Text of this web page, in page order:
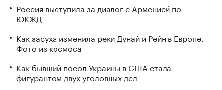
Россия выступила за диалог с Арменией по
ЮКЖД
Как засуха изменила реки Дунай и Рейн в Европе.
Фото из космоса
Как бывший посол Украины в США стала
фигурантом двух уголовных дел